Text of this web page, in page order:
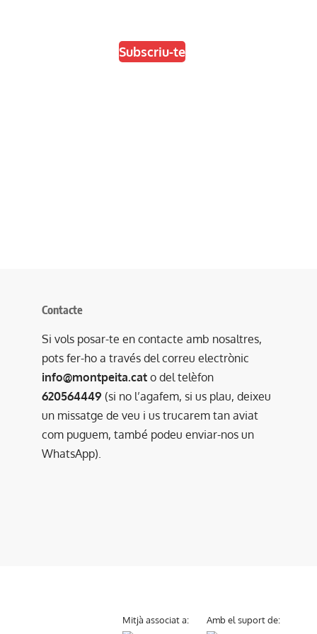
Subscriu-te
Contacte
Si vols posar-te en contacte amb nosaltres,
pots fer-ho a través del correu electrònic
info@montpeita.cat o del telèfon
620564449 (si no l’agafem, si us plau, deixeu
un missatge de veu i us trucarem tan aviat
com puguem, també podeu enviar-nos un
WhatsApp).
Mitjà associat a: Amb el suport de: